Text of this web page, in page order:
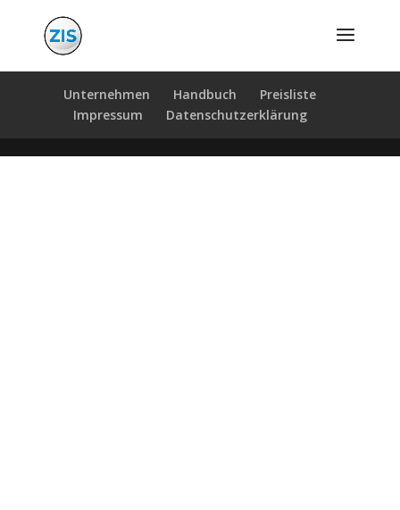
Unternehmen Handbuch
Preisliste
Impressum
Datenschutzerklärung